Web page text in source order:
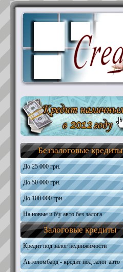
Беззалоговые кредиты
До 25 000 грн.
Общая информация
Требования к кандидатам
Необходимые документы
Получить кредит
До 50 000 грн.
Общая информация
Требования к кандидатам
Необходимые документы
Получить кредит
До 100 000 грн.
Общая информация
Требования к кандидатам
Необходимые документы
Получить кредит
На новые и б\у авто без залога
Общая информация
Требования к кандидатам
Необходимые документы
Получить кредит
Залоговые кредиты
Кредит под залог недвижимости
Автоломбард - кредит под залог авто